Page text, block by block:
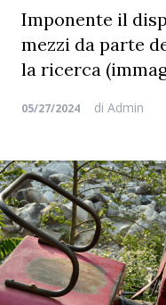
Imponente il
mezzi da parte
la ricerca
05/27/2024 di Admin